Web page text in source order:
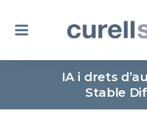
IA i drets
Stable